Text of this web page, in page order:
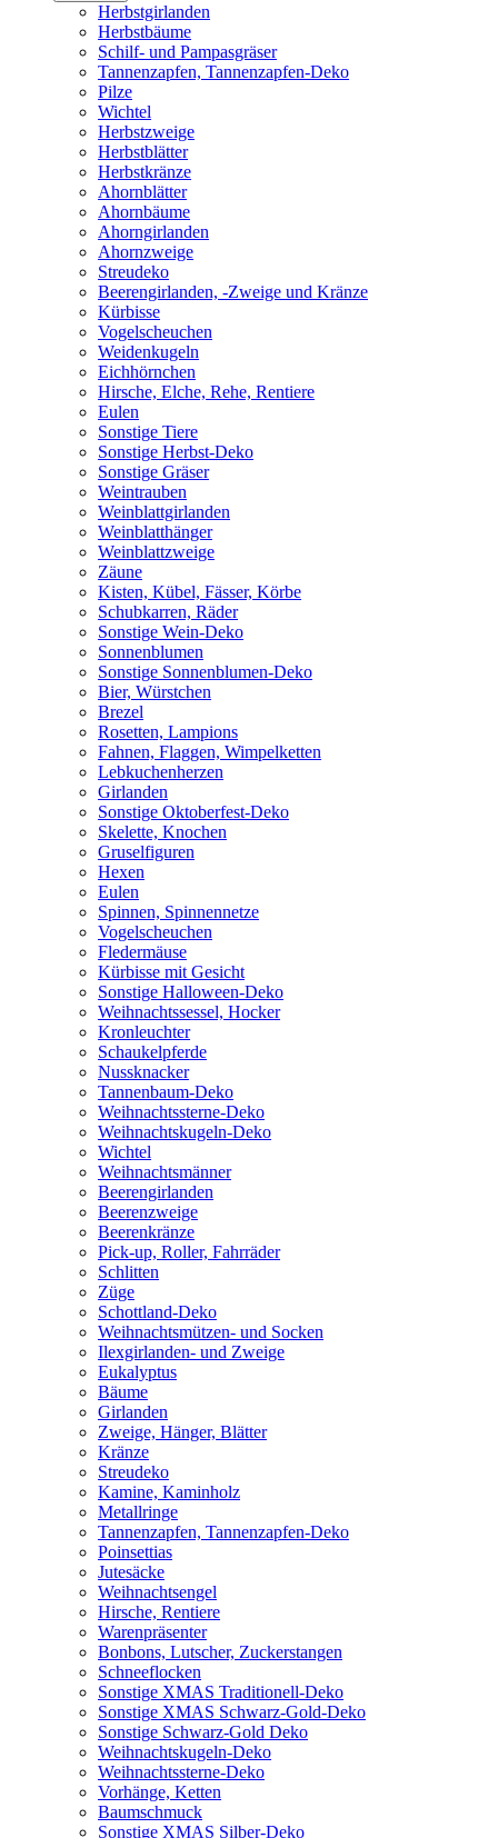
Herbstgirlanden
Herbstbäume
Schilf- und Pampasgräser
Tannenzapfen, Tannenzapfen-Deko
Pilze
Wichtel
Herbstzweige
Herbstblätter
Herbstkränze
Ahornblätter
Ahornbäume
Ahorngirlanden
Ahornzweige
Streudeko
Beerengirlanden, -Zweige und Kränze
Kürbisse
Vogelscheuchen
Weidenkugeln
Eichhörnchen
Hirsche, Elche, Rehe, Rentiere
Eulen
Sonstige Tiere
Sonstige Herbst-Deko
Sonstige Gräser
Weintrauben
Weinblattgirlanden
Weinblatthänger
Weinblattzweige
Zäune
Kisten, Kübel, Fässer, Körbe
Schubkarren, Räder
Sonstige Wein-Deko
Sonnenblumen
Sonstige Sonnenblumen-Deko
Bier, Würstchen
Brezel
Rosetten, Lampions
Fahnen, Flaggen, Wimpelketten
Lebkuchenherzen
Girlanden
Sonstige Oktoberfest-Deko
Skelette, Knochen
Gruselfiguren
Hexen
Eulen
Spinnen, Spinnennetze
Vogelscheuchen
Fledermäuse
Kürbisse mit Gesicht
Sonstige Halloween-Deko
Weihnachtssessel, Hocker
Kronleuchter
Schaukelpferde
Nussknacker
Tannenbaum-Deko
Weihnachtssterne-Deko
Weihnachtskugeln-Deko
Wichtel
Weihnachtsmänner
Beerengirlanden
Beerenzweige
Beerenkränze
Pick-up, Roller, Fahrräder
Schlitten
Züge
Schottland-Deko
Weihnachtsmützen- und Socken
Ilexgirlanden- und Zweige
Eukalyptus
Bäume
Girlanden
Zweige, Hänger, Blätter
Kränze
Streudeko
Kamine, Kaminholz
Metallringe
Tannenzapfen, Tannenzapfen-Deko
Poinsettias
Jutesäcke
Weihnachtsengel
Hirsche, Rentiere
Warenpräsenter
Bonbons, Lutscher, Zuckerstangen
Schneeflocken
Sonstige XMAS Traditionell-Deko
Sonstige XMAS Schwarz-Gold-Deko
Sonstige Schwarz-Gold Deko
Weihnachtskugeln-Deko
Weihnachtssterne-Deko
Vorhänge, Ketten
Baumschmuck
Sonstige XMAS Silber-Deko